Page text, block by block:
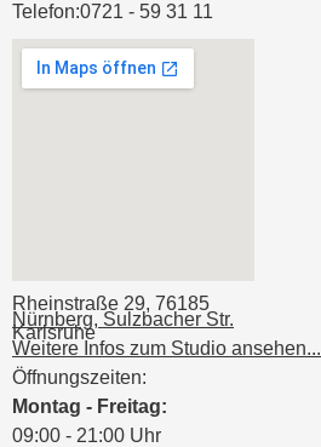
Telefon:0721 - 59 31 11
Rheinstraße 29, 76185
Karlsruhe
Nürnberg, Sulzbacher Str.
Weitere Infos zum Studio ansehen...
Öffnungszeiten:
Montag - Freitag:
09:00 - 21:00 Uhr